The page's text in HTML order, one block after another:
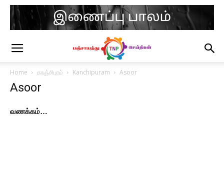
Home காஞ்சிபுரம் Kanchipuram Asoor
Asoor
வணக்கம்…